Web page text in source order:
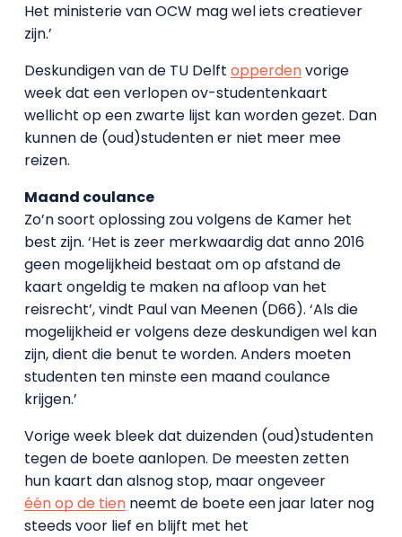
Het ministerie van OCW mag wel iets creatiever
zijn.’
Deskundigen van de TU Delft opperdenvorige
week dat een verlopen ov-studentenkaart
wellicht op een zwarte lijst kan worden gezet. Dan
kunnen de (oud)studenten er niet meer mee
reizen.
Maand coulance
Zo’n soort oplossing zou volgens de Kamer het
best zijn. ‘Het is zeer merkwaardig dat anno 2016
geen mogelijkheid bestaat om op afstand de
kaart ongeldig te maken na afloop van het
reisrecht’, vindt Paul van Meenen (D66). ‘Als die
mogelijkheid er volgens deze deskundigen wel kan
zijn, dient die benut te worden. Anders moeten
studenten ten minste een maand coulance
krijgen.’
Vorige week bleek dat duizenden (oud)studenten
tegen de boete aanlopen. De meesten zetten
hun kaart dan alsnog stop, maar ongeveer
één op de tienneemt de boete een jaar later nog
steeds voor lief en blijft met het